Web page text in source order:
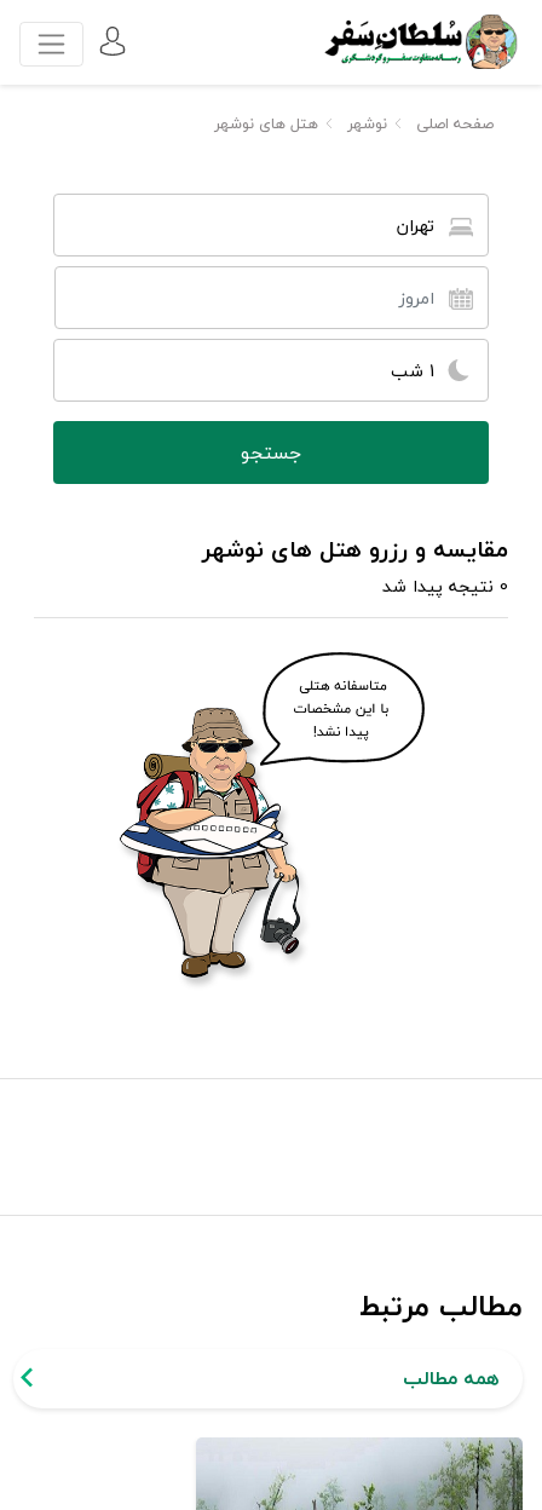
صفحه اصلی نوشهر هتل های نوشهر
تهران
1 شب
مقایسه و رزرو هتل های نوشهر
0 نتیجه پیدا شد
مطالب مرتبط
همه مطالب